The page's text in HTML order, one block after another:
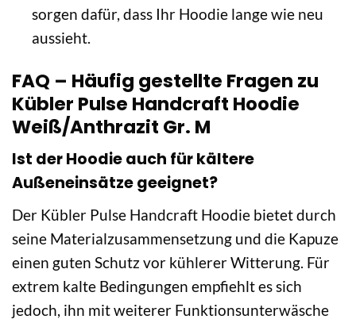
sorgen dafür, dass Ihr Hoodie lange wie neu
aussieht.
FAQ – Häufig gestellte Fragen zu
Kübler Pulse Handcraft Hoodie
Weiß/Anthrazit Gr. M
Ist der Hoodie auch für kältere
Außeneinsätze geeignet?
Der Kübler Pulse Handcraft Hoodie bietet durch
seine Materialzusammensetzung und die Kapuze
einen guten Schutz vor kühlerer Witterung. Für
extrem kalte Bedingungen empfiehlt es sich
jedoch, ihn mit weiterer Funktionsunterwäsche